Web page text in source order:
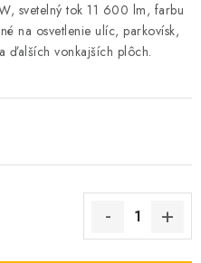
od zmluvy
ochrany osobných údajov
svetelný tok 11 600 lm, farbu
na osvetlenie ulíc, parkovísk,
ďalších vonkajších plôch.